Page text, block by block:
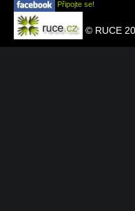
Připojte se!
© RUCE